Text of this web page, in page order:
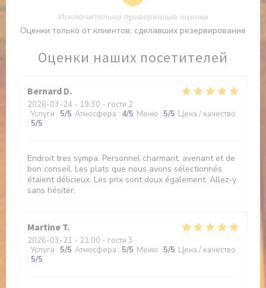
Оценки наших посетителей
Bernard D
2026-03-24 - 19:30 - гости 2
Услуги : 5/5 Атмосфера : 4/5 Меню : 5/5 Цена / качество
: 5/5
Endroit tres sympa. Personnel charmant, avenant et de
bon conseil. Les plats que nous avons sélectionnés
étaient délicieux. Les prix sont doux également. Allez-y
sans hésiter.
Martine T
2026-03-21 - 21:00 - гости 3
Услуги : 5/5 Атмосфера : 5/5 Меню : 5/5 Цена / качество
: 5/5
Исключительно проверенные оценки
Оценки только от клиентов, сделавших резервирование